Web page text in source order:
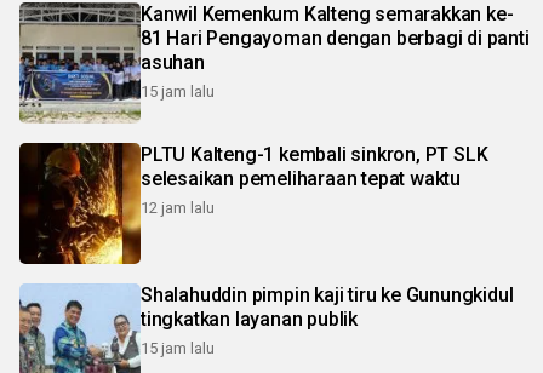
Kanwil Kemenkum Kalteng semarakkan ke-
81 Hari Pengayoman dengan berbagi di panti
asuhan
15 jam lalu
PLTU Kalteng-1 kembali sinkron, PT SLK
selesaikan pemeliharaan tepat waktu
12 jam lalu
Shalahuddin pimpin kaji tiru ke Gunungkidul
tingkatkan layanan publik
15 jam lalu